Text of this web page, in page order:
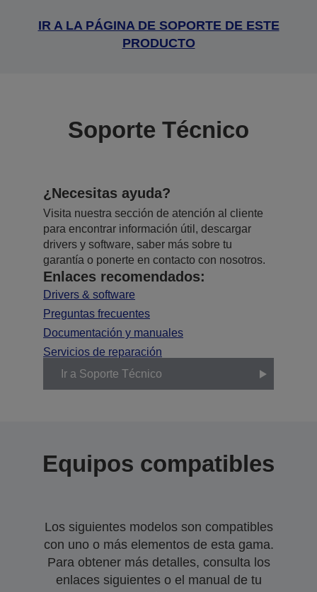
IR A LA PÁGINA DE SOPORTE DE ESTE
PRODUCTO
Soporte Técnico
¿Necesitas ayuda?
Visita nuestra sección de atención al cliente
para encontrar información útil, descargar
drivers y software, saber más sobre tu
garantía o ponerte en contacto con nosotros.
Enlaces recomendados:
Drivers & software
Preguntas frecuentes
Documentación y manuales
Servicios de reparación
Ir a Soporte Técnico
Equipos compatibles
Los siguientes modelos son compatibles
con uno o más elementos de esta gama.
Para obtener más detalles, consulta los
enlaces siguientes o el manual de tu